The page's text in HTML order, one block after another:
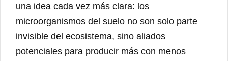
una idea cada vez más clara: los
microorganismos del suelo no son solo parte
invisible del ecosistema, sino aliados
potenciales para producir más con menos